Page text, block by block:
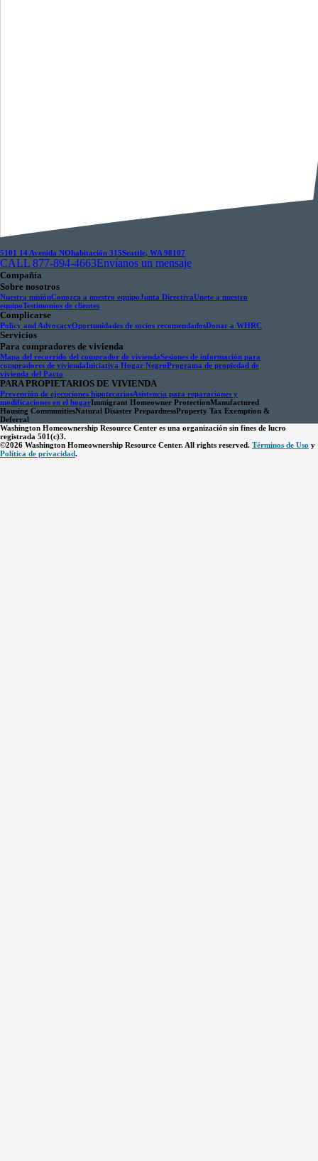
5101 14 Avenida NOhabitación 315Seattle, WA 98107
CALL 877-894-4663Envíanos un mensaje
Compañía
Sobre nosotros
Nuestra misiónConozca a nuestro equipoJunta DirectivaUnete a nuestro
equipoTestimonios de clientes
Complicarse
Policy and AdvocacyOportunidades de socios recomendadosDonar a WHRC
Servicios
Para compradores de vivienda
Mapa del recorrido del comprador de viviendaSesiones de información para
compradores de viviendaIniciativa Hogar NegroPrograma de propiedad de
vivienda del Pacto
PARA PROPIETARIOS DE VIVIENDA
Prevención de ejecuciones hipotecariasAsistencia para reparaciones y
modificaciones en el hogarImmigrant Homeowner ProtectionManufactured
Housing CommunitiesNatural Disaster PrepardnessProperty Tax Exemption &
Deferral
Washington Homeownership Resource Center es una organización sin fines de lucro
registrada 501(c)3.
©2026 Washington Homeownership Resource Center. All rights reserved. Términos de Uso y
Política de privacidad.